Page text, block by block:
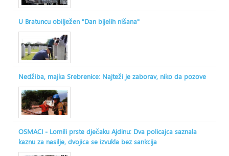
U Bratuncu obilježen "Dan bijelih nišana"
Nedžiba, majka Srebrenice: Najteži je zaborav, niko da pozove
OSMACI - Lomili prste dječaku Ajdinu: Dva policajca saznala
kaznu za nasilje, dvojica se izvukla bez sankcija